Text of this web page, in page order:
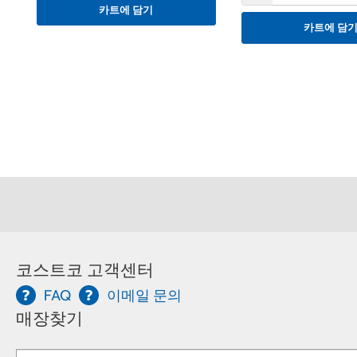
카트에 담기
카트에 담
코스트코 고객센터
FAQ 이메일 문의
매장찾기